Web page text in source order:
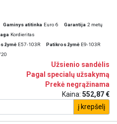
Gaminys atitinka Euro 6 Garantija 2 metų
Kordieritas
žymė E57-103R Patikros žymė E9-103R
Užsienio sandėlis
Pagal specialų užsakymą
Prekė negrąžinama
Kaina: 552,87 €
į krepšelį